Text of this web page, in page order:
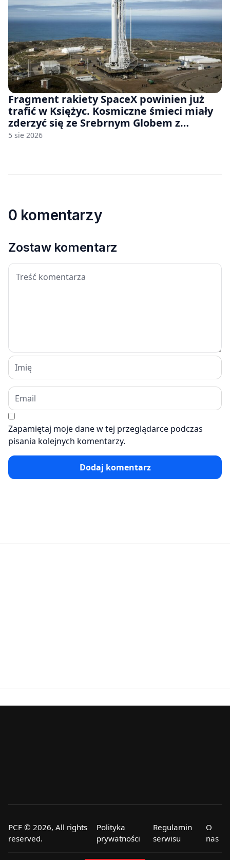
Fragment rakiety SpaceX powinien już
trafić w Księżyc. Kosmiczne śmieci miały
zderzyć się ze Srebrnym Globem z
prędkością 8690 km/h
5 sie 2026
0 komentarzy
Zostaw komentarz
Zapamiętaj moje dane w tej przeglądarce podczas
pisania kolejnych komentarzy.
Dodaj komentarz
PCF © 2026, All rights
reserved.
Polityka
prywatności
Regulamin
serwisu
O
nas